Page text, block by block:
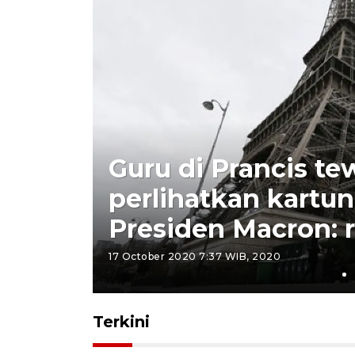
Guru di Prancis
perlihatkan
Presiden Macron:
17 October 2020 7:37 WIB, 2020
Terkini